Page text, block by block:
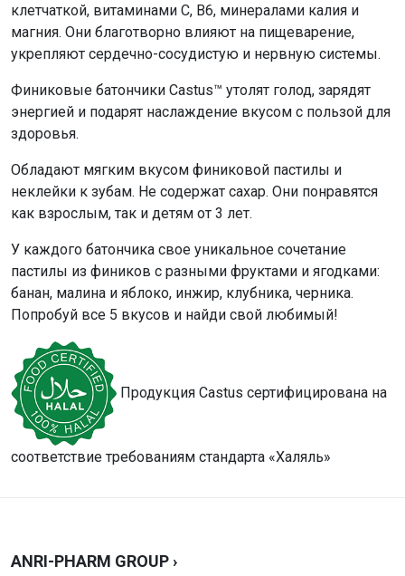
клетчаткой, витаминами С, В6, минералами калия и
магния. Они благотворно влияют на пищеварение,
укрепляют сердечно-сосудистую и нервную системы.
Финиковые батончики Castus™ утолят голод, зарядят
энергией и подарят наслаждение вкусом с пользой для
здоровья.
Обладают мягким вкусом финиковой пастилы и
неклейки к зубам. Не содержат сахар. Они понравятся
как взрослым, так и детям от 3 лет.
У каждого батончика свое уникальное сочетание
пастилы из фиников с разными фруктами и ягодками:
банан, малина и яблоко, инжир, клубника, черника.
Попробуй все 5 вкусов и найди свой любимый!
Продукция Castus сертифицирована на
соответствие требованиям стандарта «Халяль»
ANRI-PHARM GROUP ›